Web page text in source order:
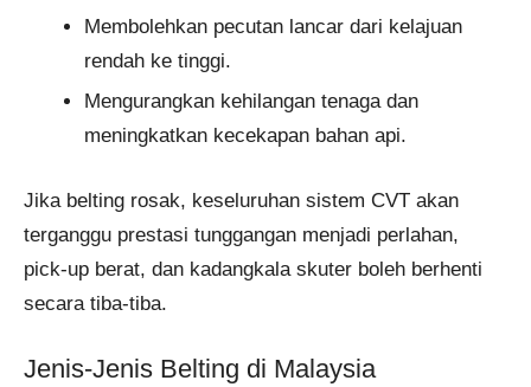
Membolehkan pecutan lancar dari kelajuan
rendah ke tinggi.
Mengurangkan kehilangan tenaga dan
meningkatkan kecekapan bahan api.
Jika belting rosak, keseluruhan sistem CVT akan
terganggu prestasi tunggangan menjadi perlahan,
pick-up berat, dan kadangkala skuter boleh berhenti
secara tiba-tiba.
Jenis-Jenis Belting di Malaysia